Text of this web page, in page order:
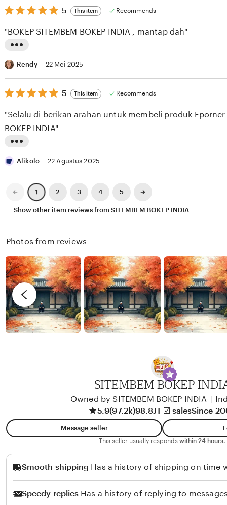
i
w
y
A
S
S
E
K
t
n
r
e
v
e
w
y
X
I
I
5
out
5
stars
5 This item Recommends
i
s
t
n
g
e
v
y
R
e
n
y
"BOKEP SITEMBEM BOKEP INDIA , mantap dah"
Rendy 22 Mei 2025
5
out
5
stars
5 This item Recommends
i
s
r
e
v
i
w
b
l
o
"Selalu di berikan arahan untuk membeli produk Eporner
BOKEP INDIA"
Alikolo 22 Agustus 2025
Previous
page
1 2 3 4 5
Next
page
Show other item reviews from SITEMBEM BOKEP INDIA
Photos from reviews
SITEMBEM BOKEP
Owned by SITEMBEM BOKEP INDIA
5.9(97.2k)98.8JT ☑️ salesSince
Message seller
This seller usually responds within 24 hours.
Smooth shipping Has a history of shipping on time
Speedy replies Has a history of replying to